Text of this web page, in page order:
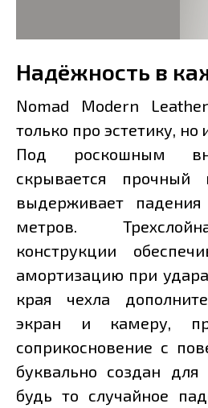
Надёжность в
Nomad Modern
только про эстетику, но
Под роскошным
скрывается прочный
выдерживает
метров.
конструкции
амортизацию при
края чехла
экран и камеру,
соприкосновение с
буквально создан
будь то случайное